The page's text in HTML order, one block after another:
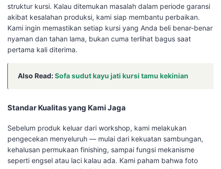
struktur kursi. Kalau ditemukan masalah dalam periode garansi
akibat kesalahan produksi, kami siap membantu perbaikan.
Kami ingin memastikan setiap kursi yang Anda beli benar-benar
nyaman dan tahan lama, bukan cuma terlihat bagus saat
pertama kali diterima.
Also Read:Sofa sudut kayu jati kursi tamu kekinian
Standar Kualitas yang Kami Jaga
Sebelum produk keluar dari workshop, kami melakukan
pengecekan menyeluruh — mulai dari kekuatan sambungan,
kehalusan permukaan finishing, sampai fungsi mekanisme
seperti engsel atau laci kalau ada. Kami paham bahwa foto